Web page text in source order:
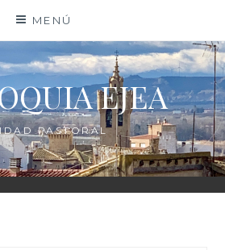
MENÚ
EJEA
PASTORAL